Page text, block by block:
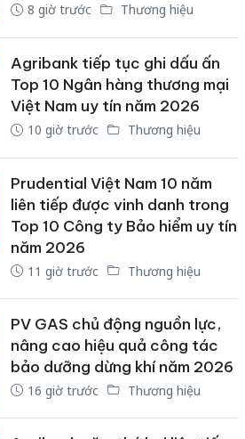
8 giờ trước Thương hiệu
Agribank tiếp tục ghi dấu ấn
Top 10 Ngân hàng thương mại
Việt Nam uy tín năm 2026
10 giờ trước Thương hiệu
Prudential Việt Nam 10 năm
liên tiếp được vinh danh trong
Top 10 Công ty Bảo hiểm uy tín
năm 2026
11 giờ trước Thương hiệu
PV GAS chủ động nguồn lực,
nâng cao hiệu quả công tác
bảo dưỡng dừng khí năm 2026
16 giờ trước Thương hiệu